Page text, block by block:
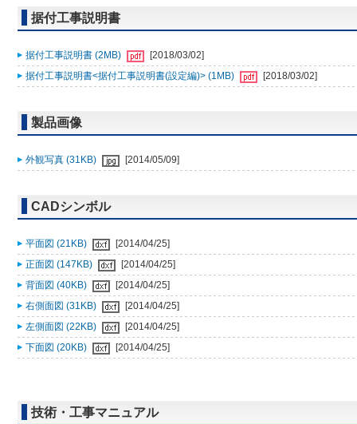
据付工事説明書
据付工事説明書 (2MB)
[2018/03/02]
据付工事説明書<据付工事説明書(設定編)> (1MB)
[2018/03/02]
製品画像
外観写真 (31KB) [2014/05/09]
CADシンボル
平面図 (21KB)
[2014/04/25]
正面図 (147KB)
[2014/04/25]
背面図 (40KB)
[2014/04/25]
右側面図 (31KB)
[2014/04/25]
左側面図 (22KB)
[2014/04/25]
下面図 (20KB)
[2014/04/25]
技術・工事マニュアル